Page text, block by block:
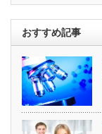
おすすめ記事